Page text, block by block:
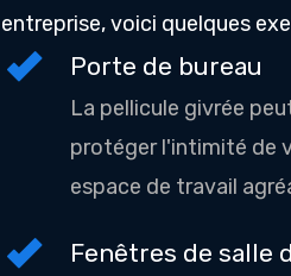
entreprise, voici quelques
Porte de bureau
La pellicule givrée
protéger l'intimité de
espace de travail
Fenêtres de salle